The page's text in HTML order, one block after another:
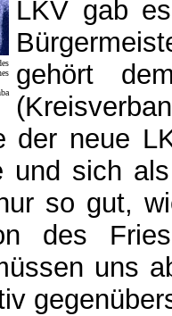
LKV gab
gehört
der neue
und sich
so gut,
des
uns